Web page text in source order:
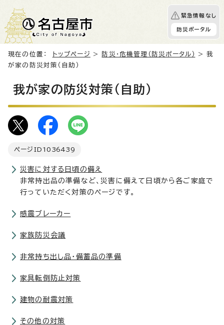
緊急情報なし
防災ポータル
現在の位置： トップページ > 防災・危機管理（防災ポータル）
> 我
が家の防災対策（自助）
我が家の防災対策（自助）
ページID 1036439
災害に対する日頃の備え
非常持出品の準備など、災害に備えて日頃から各ご家庭で
行っていただく対策のページです。
感震ブレーカー
家族防災会議
非常持ち出し品・備蓄品の準備
家具転倒防止対策
建物の耐震対策
その他の対策